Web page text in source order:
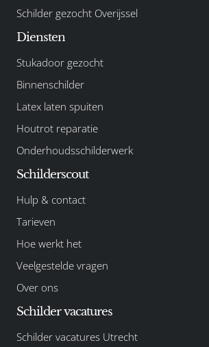
Schilder gezocht Overijssel
Diensten
Stukadoor gezocht
Binnenschilder
Latex laten spuiten
Houtrot reparatie
Onderhoudsschilderwerk
Schilderscout
Hulp & contact
Tarieven
Hoe werkt het
Veelgestelde vragen
Over ons
Schilder vacatures
Schilder vacatures Utrecht